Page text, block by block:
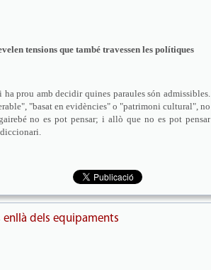
tensions que també travessen les polítiques
prou amb decidir quines paraules són admissibles.
"basat en evidències" o "patrimoni cultural", no
no es pot pensar; i allò que no es pot pensar
dels equipaments